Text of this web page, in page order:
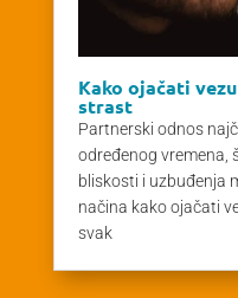
Kako ojačati
strast
Partnerski odnos
određenog vremena,
bliskosti i uzbuđenja
načina kako ojačati
svak